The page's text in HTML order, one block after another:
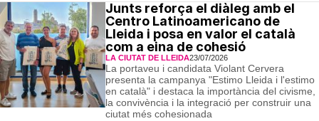
Junts reforça el diàleg amb el
Centro Latinoamericano de
Lleida i posa en valor el català
com a eina de cohesió
LA CIUTAT DE LLEIDA23/07/2026
La portaveu i candidata Violant Cervera
presenta la campanya "Estimo Lleida i l'estimo
en català" i destaca la importància del civisme,
la convivència i la integració per construir una
ciutat més cohesionada